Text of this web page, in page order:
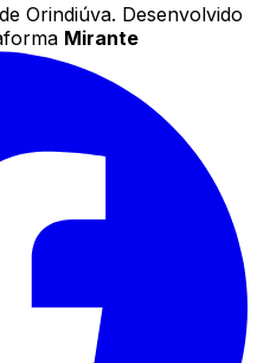
Orindiúva. Desenvolvido
Mirante